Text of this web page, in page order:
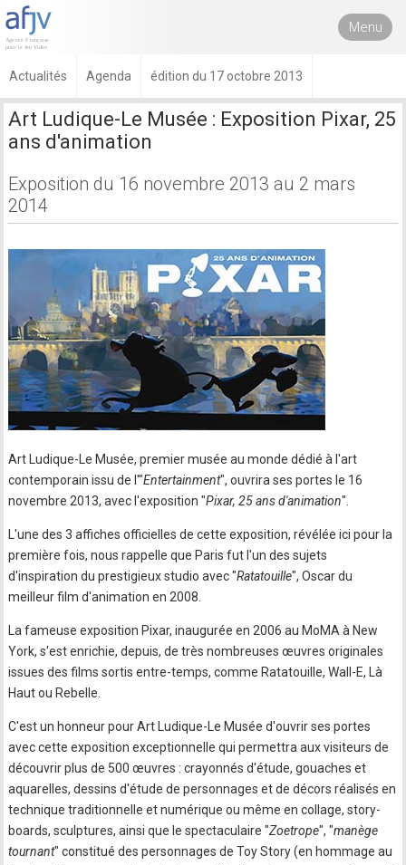
Menu
Actualités Agenda édition du 17 octobre 2013
Art Ludique-Le Musée : Exposition Pixar, 25
ans d'animation
Exposition du 16 novembre 2013 au 2 mars
2014
Art Ludique-Le Musée, premier musée au monde dédié à l'art
contemporain issu de l'"Entertainment", ouvrira ses portes le 16
novembre 2013, avec l'exposition "Pixar, 25 ans d'animation".
L'une des 3 affiches officielles de cette exposition, révélée ici pour la
première fois, nous rappelle que Paris fut l'un des sujets
d'inspiration du prestigieux studio avec "Ratatouille", Oscar du
meilleur film d'animation en 2008.
La fameuse exposition Pixar, inaugurée en 2006 au MoMA à New
York, s'est enrichie, depuis, de très nombreuses œuvres originales
issues des films sortis entre-temps, comme Ratatouille, Wall-E, Là
Haut ou Rebelle.
C'est un honneur pour Art Ludique-Le Musée d'ouvrir ses portes
avec cette exposition exceptionnelle qui permettra aux visiteurs de
découvrir plus de 500 œuvres : crayonnés d'étude, gouaches et
aquarelles, dessins d'étude de personnages et de décors réalisés en
technique traditionnelle et numérique ou même en collage, story-
boards, sculptures, ainsi que le spectaculaire "Zoetrope", "manège
tournant" constitué des personnages de Toy Story (en hommage au